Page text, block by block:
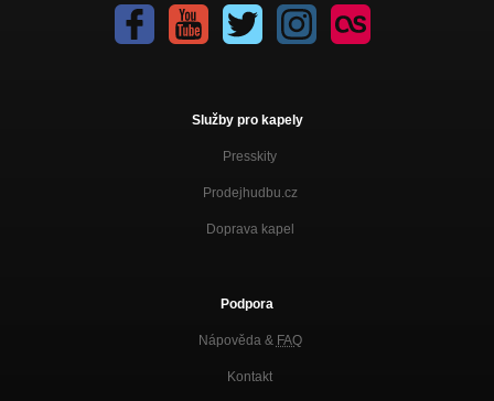
Služby pro kapely
Presskity
Prodejhudbu.cz
Doprava kapel
Podpora
Nápověda & FAQ
Kontakt